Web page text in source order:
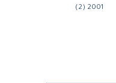
2001 (2)